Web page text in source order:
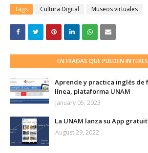
Tags Cultura Digital Museos virtuales
ENTRADAS QUE PUEDEN
Aprende y practica inglés de
línea, plataforma UNAM
January 05, 2023
La UNAM lanza su App
August 29, 2022